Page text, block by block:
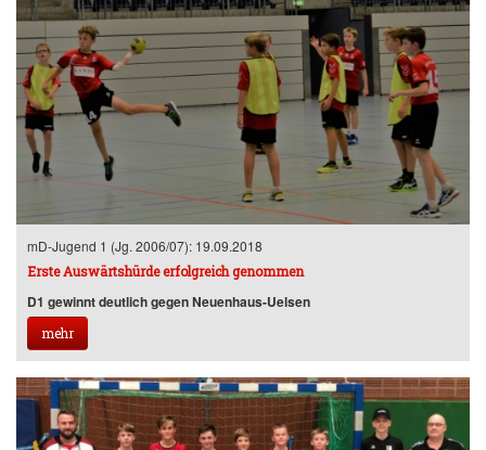
mD-Jugend 1 (Jg. 2006/07): 19.09.2018
Erste Auswärtshürde erfolgreich genommen
D1 gewinnt deutlich gegen Neuenhaus-Uelsen
mehr